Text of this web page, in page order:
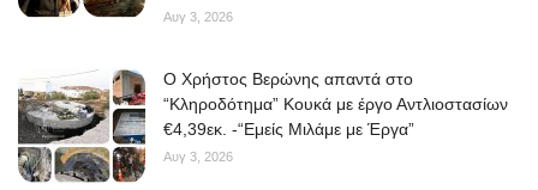
Αυγ 3, 2026
O Χρήστος Βερώνης απαντά στο
“Κληροδότημα” Κουκά με έργο Αντλιοστασίων
€4,39εκ. -“Εμείς Μιλάμε με Έργα”
Αυγ 3, 2026